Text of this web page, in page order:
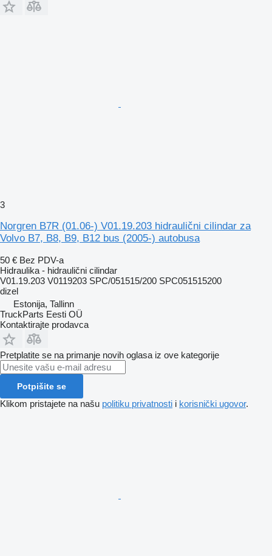
3
Norgren B7R (01.06-) V01.19.203 hidraulični cilindar za
Volvo B7, B8, B9, B12 bus (2005-) autobusa
50 € Bez PDV-a
Hidraulika - hidraulični cilindar
V01.19.203 V0119203 SPC/051515/200 SPC051515200
dizel
Estonija, Tallinn
TruckParts Eesti OÜ
Kontaktirajte prodavca
Pretplatite se na primanje novih oglasa iz ove kategorije
Potpišite se
Klikom pristajete na našu politiku privatnosti i korisnički ugovor.